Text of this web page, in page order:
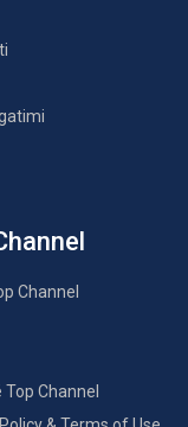
Channel
Top Channel